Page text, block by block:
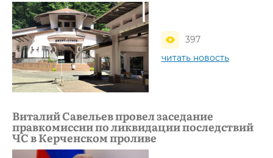
397
читать новость
Виталий Савельев провел заседание
правкомиссии по ликвидации последствий
ЧС в Керченском проливе